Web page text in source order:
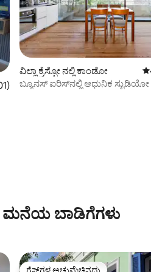
ಸರಾಸರಿ ರೇಟಿಂಗ್, 101 ವಿಮರ್ಶೆಗಳು
ವಿಲ್ಲಾ ಕ್ರೆಸ್ಪೋ ನಲ್ಲಿ ಕಾಂಡೋ 5
ಬ್ಯೂನಸ್ ಐರಿಸ್‌ನಲ್ಲಿ ಆಧುನಿಕ ಸ್ಟುಡಿಯೋ
ಮನೆಯ ಬಾಡಿಗೆಗಳು